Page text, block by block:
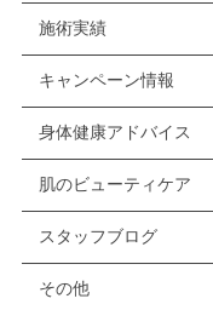
施術実績
キャンペーン情報
身体健康アドバイス
肌のビューティケア
スタッフブログ
その他